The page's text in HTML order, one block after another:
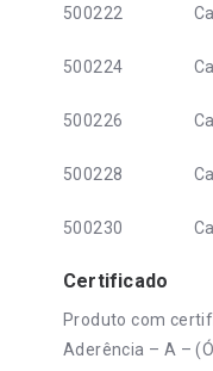
500222
500224
500226
500228
500230
Certificado
Produto com
Aderência – A –